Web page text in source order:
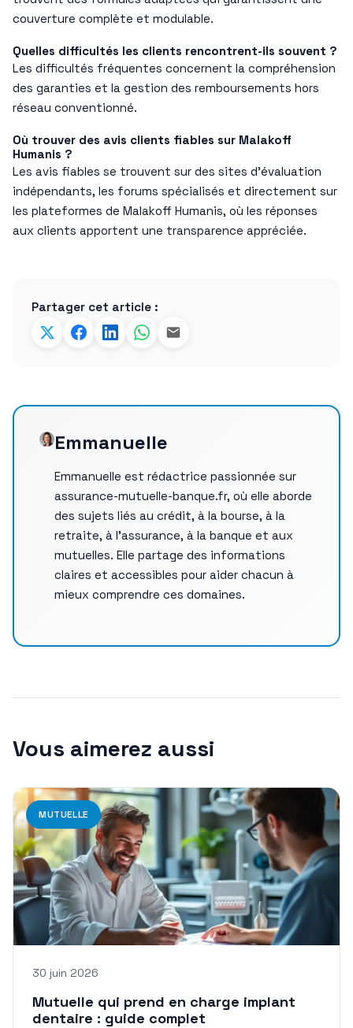
couverture complète et modulable.
Quelles difficultés les clients rencontrent-ils souvent ?
Les difficultés fréquentes concernent la compréhension
des garanties et la gestion des remboursements hors
réseau conventionné.
Où trouver des avis clients fiables sur Malakoff
Humanis ?
Les avis fiables se trouvent sur des sites d’évaluation
indépendants, les forums spécialisés et directement sur
les plateformes de Malakoff Humanis, où les réponses
aux clients apportent une transparence appréciée.
Partager cet article :
Emmanuelle
Emmanuelle est rédactrice passionnée sur
assurance-mutuelle-banque.fr, où elle aborde
des sujets liés au crédit, à la bourse, à la
retraite, à l’assurance, à la banque et aux
mutuelles. Elle partage des informations
claires et accessibles pour aider chacun à
mieux comprendre ces domaines.
Vous aimerez aussi
MUTUELLE
30 juin 2026
Mutuelle qui prend en charge implant
dentaire : guide complet